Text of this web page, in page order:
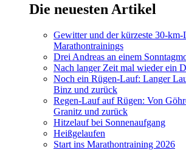
Die neuesten Artikel
Gewitter und der kürzeste 30-km-
Marathontrainings
Drei Andreas an einem
Nach langer Zeit mal wieder ein
Noch ein Rügen-Lauf: Langer
Binz und zurück
Regen-Lauf auf Rügen: Von
Granitz und zurück
Hitzelauf bei Sonnenaufgang
Heißgelaufen
Start ins Marathontraining 2026